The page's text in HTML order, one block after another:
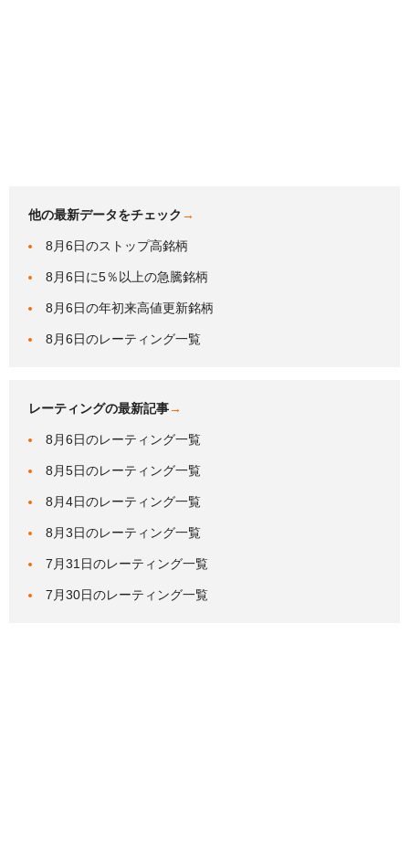
他の最新データをチェック →
8月6日のストップ高銘柄
8月6日に5％以上の急騰銘柄
8月6日の年初来高値更新銘柄
8月6日のレーティング一覧
レーティングの最新記事→
8月6日のレーティング一覧
8月5日のレーティング一覧
8月4日のレーティング一覧
8月3日のレーティング一覧
7月31日のレーティング一覧
7月30日のレーティング一覧